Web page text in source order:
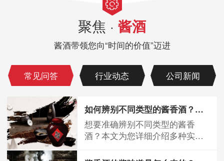
聚焦 · 酱酒
酱酒带领您向“时间的价值”迈进
常见问答 行业动态 公司新闻
如何辨别不同类型的酱香酒？掌握这些方法就够了
想要准确辨别不同类型的酱香
酒？本文为您详细介绍多种实用
等，还解析了坤沙酒、...